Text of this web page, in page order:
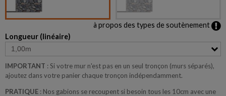
à propos des types de soutènement
Longueur (linéaire)
IMPORTANT : Si votre mur n'est pas en un seul tronçon (murs séparés),
ajoutez dans votre panier chaque tronçon indépendamment.
PRATIQUE : Nos gabions se recoupent si besoin tous les 10cm avec une